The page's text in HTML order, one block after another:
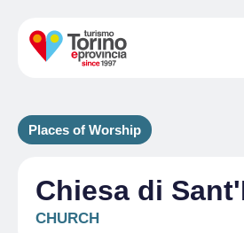
Places of Worship
Chiesa di
CHURCH